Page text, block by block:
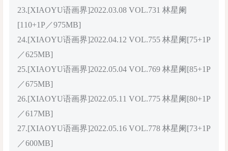
23.[XIAOYU语画界]2022.03.08 VOL.731 林星阑
[110+1P／975MB]
24.[XIAOYU语画界]2022.04.12 VOL.755 林星阑[75+1P
／625MB]
25.[XIAOYU语画界]2022.05.04 VOL.769 林星阑[85+1P
／675MB]
26.[XIAOYU语画界]2022.05.11 VOL.775 林星阑[80+1P
／617MB]
27.[XIAOYU语画界]2022.05.16 VOL.778 林星阑[73+1P
／600MB]